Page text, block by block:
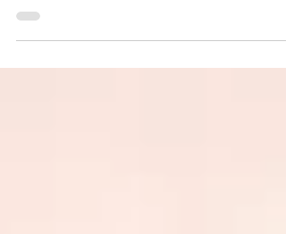
O divórcio é um momento desafiador na
cometer erros que podem afetar
negativamente o processo.